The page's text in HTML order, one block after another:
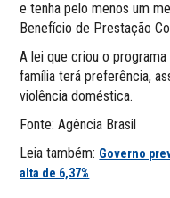
e tenha pelo menos um
Benefício de Prestação
A lei que criou o
família terá preferência,
violência doméstica.
Fonte: Agência Brasil
Leia também: Governo
alta de 6,37%